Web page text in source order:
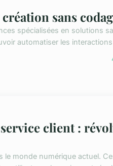
sans
spécialisées en solutions
automatiser les
client :
monde numérique actuel.